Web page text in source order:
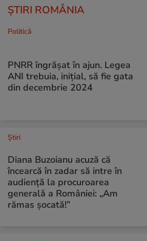
ȘTIRI ROMÂNIA
Politică
PNRR îngrășat în ajun. Legea
ANI trebuia, inițial, să fie gata
din decembrie 2024
Ştiri
Diana Buzoianu acuză că
încearcă în zadar să intre în
audiență la procuroarea
generală a României: „Am
rămas șocată!”